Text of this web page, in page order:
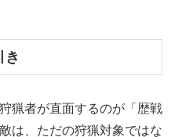
き
猟者が直面するのが「歴戦
は、ただの狩猟対象ではな